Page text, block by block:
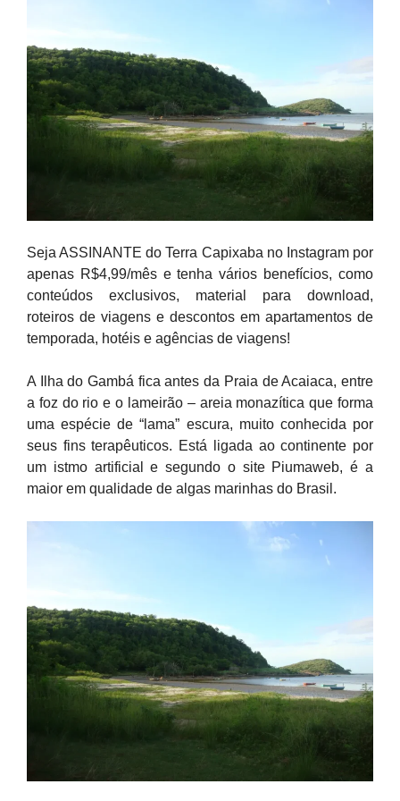
Seja ASSINANTE do Terra Capixaba no Instagram por
apenas R$4,99/mês e tenha vários benefícios, como
conteúdos exclusivos, material para download,
roteiros de viagens e descontos em apartamentos de
temporada, hotéis e agências de viagens!
A Ilha do Gambá fica antes da Praia de Acaiaca, entre
a foz do rio e o lameirão – areia monazítica que forma
uma espécie de “lama” escura, muito conhecida por
seus fins terapêuticos. Está ligada ao continente por
um istmo artificial e segundo o site Piumaweb, é a
maior em qualidade de algas marinhas do Brasil.